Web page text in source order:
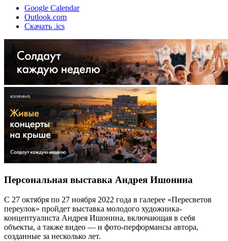
Google Calendar
Outlook.com
Скачать .ics
Персональная выставка Андрея Ишонина
С 27 октября по 27 ноября 2022 года в галерее «Пересветов
переулок» пройдет выставка молодого художника-
концептуалиста Андрея Ишонина, включающая в себя
объекты, а также видео — и фото-перформансы автора,
созданные за несколько лет.